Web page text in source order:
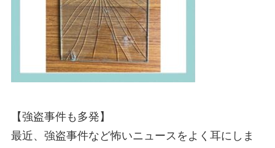
【強盗事件も多発】
最近、強盗事件など怖いニュースをよく耳にしま